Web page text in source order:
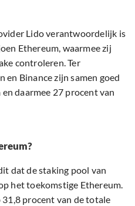
Lido verantwoordelijk is
Ethereum, waarmee zij
controleren. Ter
en Binance zijn samen goed
daarmee 27 procent van
dat de staking pool van
het toekomstige Ethereum.
procent van de totale